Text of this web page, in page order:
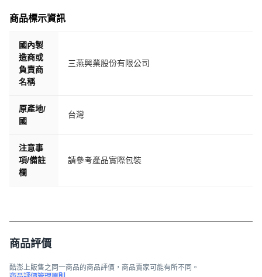
商品標示資訊
國內製
造商或
負責商
名稱
三燕興業股份有限公司
原產地/
國
台灣
注意事
項/備註
欄
請參考產品實際包裝
商品評價
酷澎上販售之同一商品的商品評價，商品賣家可能有所不同。